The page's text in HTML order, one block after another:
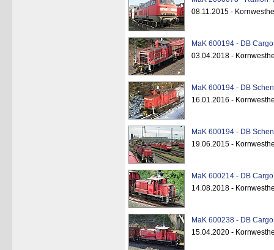
08.11.2015 -
MaK 600194 - DB
03.04.2018 -
MaK 600194 - DB
16.01.2016 -
MaK 600194 - DB
19.06.2015 -
MaK 600214 - DB
14.08.2018 -
MaK 600238 - DB
15.04.2020 -